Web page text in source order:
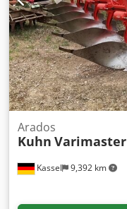
Kassel 9,392 km
Arados
Kuhn Varimaster